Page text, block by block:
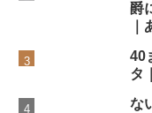
爵
40
タ
な